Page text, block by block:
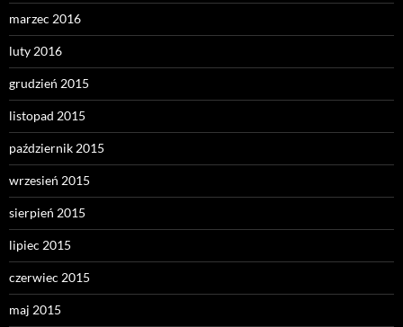
marzec 2016
luty 2016
grudzień 2015
listopad 2015
październik 2015
wrzesień 2015
sierpień 2015
lipiec 2015
czerwiec 2015
maj 2015